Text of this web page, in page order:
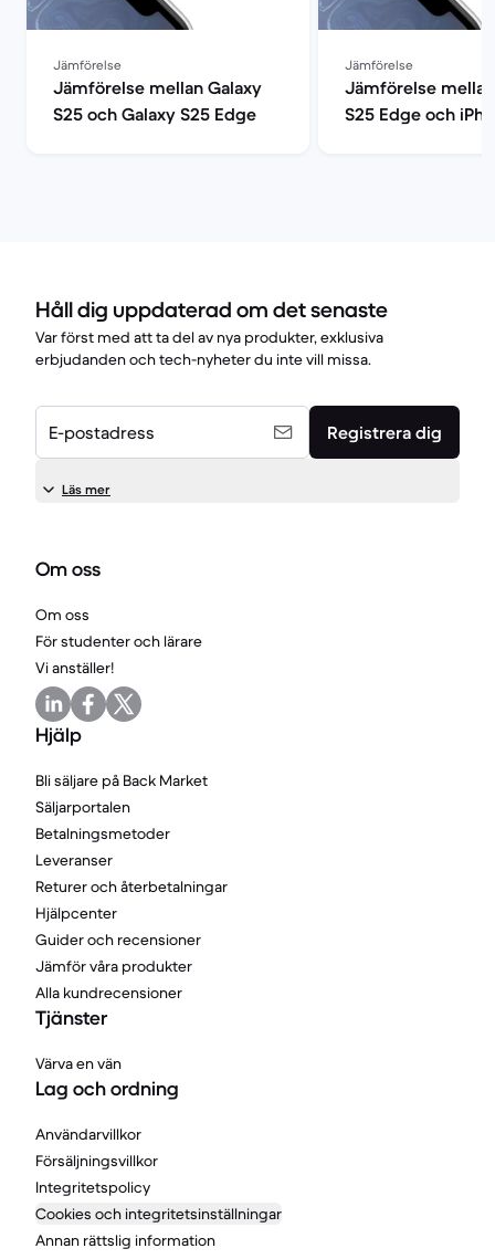
Jämförelse
Jämförelse mellan Galaxy
S25 och Galaxy S25 Edge
Jämförelse
Jämförelse
S25 Edge och
Håll dig uppdaterad om det senaste
Var först med att ta del av nya produkter, exklusiva
erbjudanden och tech-nyheter du inte vill missa.
E-postadress Registrera dig
Läs mer
Om oss
Om oss
För studenter och lärare
Vi anställer!
Hjälp
Bli säljare på Back Market
Säljarportalen
Betalningsmetoder
Leveranser
Returer och återbetalningar
Hjälpcenter
Guider och recensioner
Jämför våra produkter
Alla kundrecensioner
Tjänster
Värva en vän
Lag och ordning
Användarvillkor
Försäljningsvillkor
Integritetspolicy
Cookies och integritetsinställningar
Annan rättslig information